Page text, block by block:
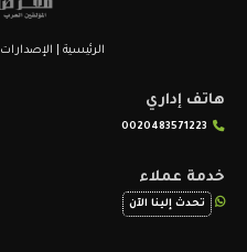
الرئيسية الإصدارات
هاتف إداري
0020483571223
خدمة عملاء
تحدث إلينا الآن